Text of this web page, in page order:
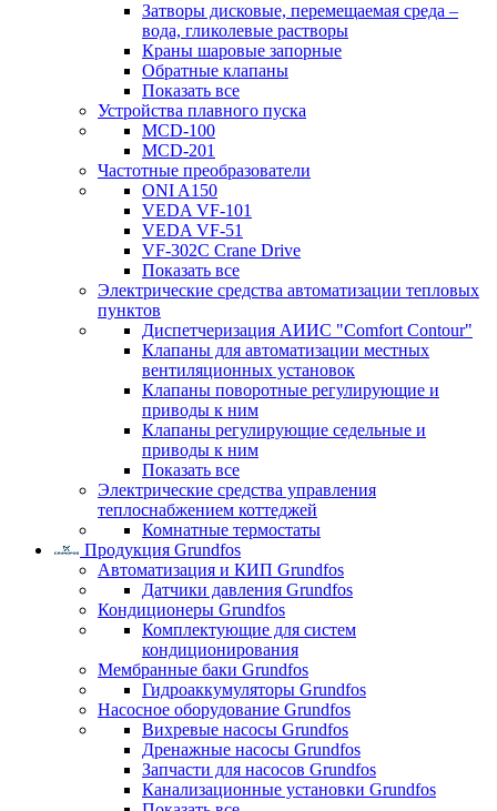
Затворы дисковые, перемещаемая среда –
вода, гликолевые растворы
Краны шаровые запорные
Обратные клапаны
Показать все
Устройства плавного пуска
MCD-100
MCD-201
Частотные преобразователи
ONI A150
VEDA VF-101
VEDA VF-51
VF-302C Crane Drive
Показать все
Электрические средства автоматизации тепловых
пунктов
Диспетчеризация АИИС "Comfort Contour"
Клапаны для автоматизации местных
вентиляционных установок
Клапаны поворотные регулирующие и
приводы к ним
Клапаны регулирующие седельные и
приводы к ним
Показать все
Электрические средства управления
теплоснабжением коттеджей
Комнатные термостаты
Продукция Grundfos
Автоматизация и КИП Grundfos
Датчики давления Grundfos
Кондиционеры Grundfos
Комплектующие для систем
кондиционирования
Мембранные баки Grundfos
Гидроаккумуляторы Grundfos
Насосное оборудование Grundfos
Вихревые насосы Grundfos
Дренажные насосы Grundfos
Запчасти для насосов Grundfos
Канализационные установки Grundfos